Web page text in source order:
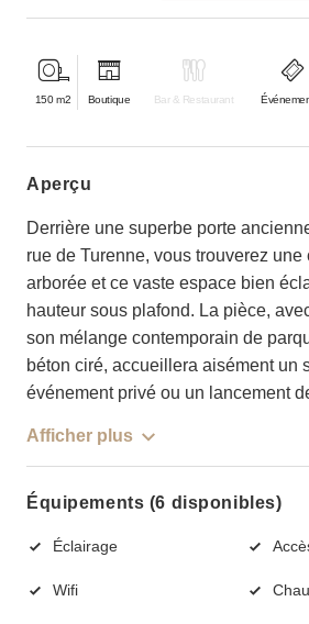
150 m2 Boutique Bar & Restaurant
aperçu
Derrière une superbe porte
rue de Turenne, vous trouverez une
arborée et ce vaste espace bien
hauteur sous plafond. La pièce,
son mélange contemporain de
béton ciré, accueillera aisément un
événement privé ou un lancement
Afficher plus
Équipements (6 disponibles)
Éclairage
Wifi